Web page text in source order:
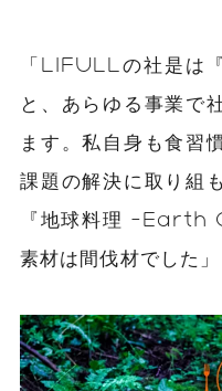
「LIFULLの社是は
と、あらゆる事業で
ます。私自身も食習
課題の解決に取り組
『地球料理 -Earth
素材は間伐材でした」